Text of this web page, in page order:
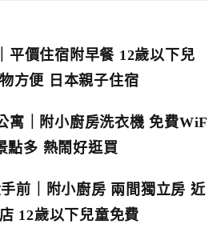
平價住宿附早餐 12歲以下兒
方便 日本親子住宿
寓｜附小廚房洗衣機 免費WiF
點多 熱鬧好逛買
前｜附小廚房 兩間獨立房 近
12歲以下兒童免費